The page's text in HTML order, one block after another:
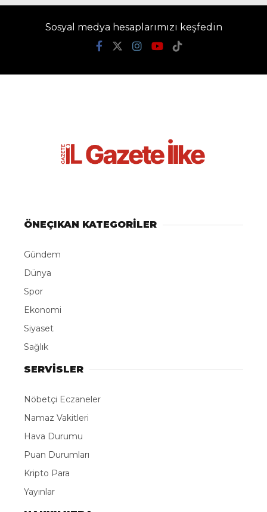
Sosyal medya hesaplarımızı keşfedin
ÖNEÇIKAN KATEGORİLER
Gündem
Dünya
Spor
Ekonomi
Siyaset
Sağlık
SERVİSLER
Nöbetçi Eczaneler
Namaz Vakitleri
Hava Durumu
Puan Durumları
Kripto Para
Yayınlar